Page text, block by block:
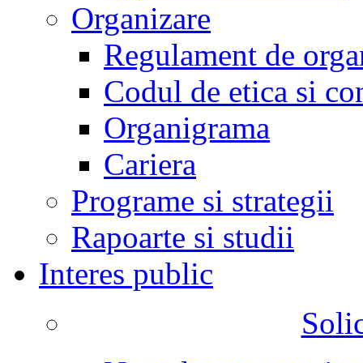
Organizare
Regulament de
Codul de etica si
Organigrama
Cariera
Programe si strategii
Rapoarte si studii
Interes public